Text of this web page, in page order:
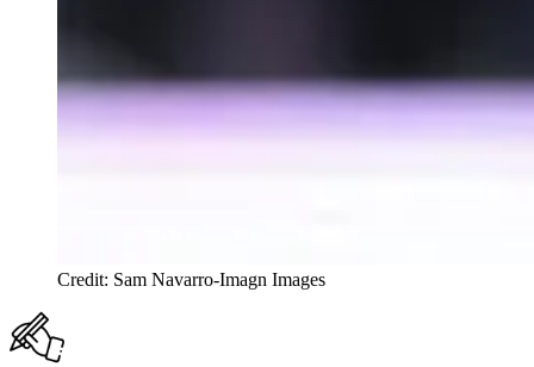
Credit: Sam Navarro-Imagn Images